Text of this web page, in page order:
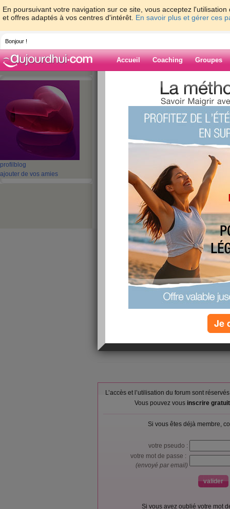
En poursuivant votre navigation sur ce site, vous acceptez
et offres adaptés à vos centres d'intérêt. En savoir plus et gérer ces
Bonjour !
Accueil Coaching Groupes
profil blog
ajouter de vos amies
> > ohlala
Blog de sidjee
ohlala
eh ben de pire en pire, je suis plus du tout
mon alimentation
Petit-déjeuner :
Pâte à
baguette
ou fruits
Lait demi-
Déjeuner :
Gâteau
multicouche
Pain,
la vanille,
Verres d'eau :
8
2217 kcal
L’accès et l’utilisation du forum sont
Vous pouvez vous inscrire
Si vous êtes déjà membre,
votre pseudo :
votre mot de passe :
(envoyé par email)
Si vous avez oublié votre mot
Je